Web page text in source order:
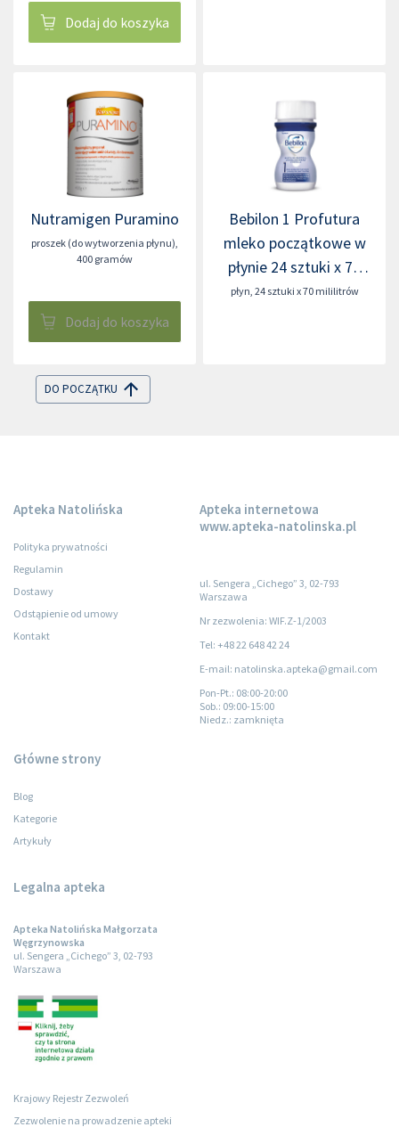
Dodaj do koszyka
Nutramigen Puramino
proszek (do wytworzenia płynu),
400 gramów
Dodaj do koszyka
Bebilon 1 Profutura
mleko początkowe w
płynie 24 sztuki x 70
mililitrów
płyn, 24 sztuki x 70 mililitrów
DO POCZĄTKU
Apteka Natolińska
Polityka prywatności
Regulamin
Dostawy
Odstąpienie od umowy
Kontakt
Apteka internetowa
www.apteka-natolinska.pl
ul. Sengera „Cichego” 3, 02-793
Warszawa
Nr zezwolenia: WIF.Z-1/2003
Tel: +48 22 648 42 24
E-mail: natolinska.apteka@gmail.com
Pon-Pt.: 08:00-20:00
Sob.: 09:00-15:00
Niedz.: zamknięta
Główne strony
Blog
Kategorie
Artykuły
Legalna apteka
Apteka Natolińska Małgorzata
Węgrzynowska
ul. Sengera „Cichego” 3, 02-793
Warszawa
Krajowy Rejestr Zezwoleń
Zezwolenie na prowadzenie apteki